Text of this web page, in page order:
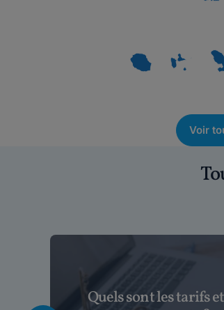
Voir
Quels sont les tarifs